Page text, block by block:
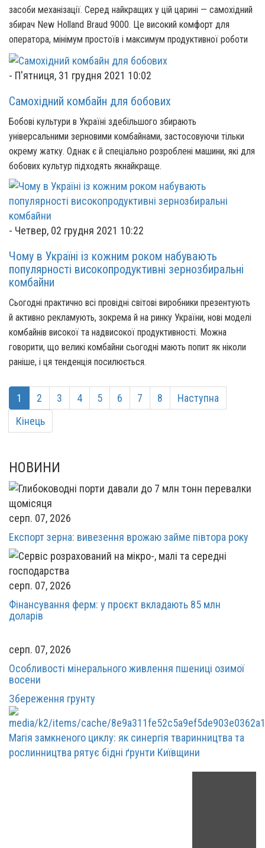
засоби механізації. Серед найкращих у цій царині — самохідний
збирач New Holland Braud 9000. Це високий комфорт для
оператора, мінімум простоїв і максимум продуктивної роботи
- П'ятниця, 31 грудня 2021 10:02
Самохідний комбайн для бобових
Бобові культури в Україні здебільшого збирають
універсальними зерновими комбайнами, застосовуючи тільки
окрему жатку. Однак є й спеціально розроблені машини, які для
бобових культур підходять якнайкраще.
- Четвер, 02 грудня 2021 10:22
Чому в Україні із кожним роком набувають
популярності високопродуктивні зернозбиральні
комбайни
Сьогодні практично всі провідні світові виробники презентують
й активно рекламують, зокрема й на ринку України, нові моделі
комбайнів високої та надвисокої продуктивності. Можна
говорити, що великі комбайни сьогодні мають попит як ніколи
раніше, і ця тенденція посилюється.
1 2 3 4 5 6 7 8
Наступна
Кінець
НОВИНИ
серп. 07, 2026
Експорт зерна: вивезення врожаю займе півтора року
серп. 07, 2026
Фінансування ферм: у проєкт вкладають 85 млн
доларів
серп. 07, 2026
Особливості мінерального живлення пшениці озимої
восени
Збереження грунту
Магія замкненого циклу: як синергія тваринництва та
рослинництва рятує бідні ґрунти Київщини